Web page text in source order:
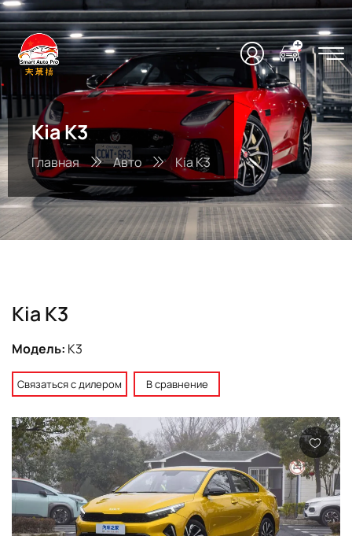
Kia K3
Главная Авто Kia K3
Kia K3
Модель: K3
Связаться с дилером В сравнение